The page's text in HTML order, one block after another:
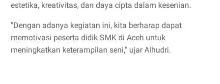
estetika, kreativitas, dan daya cipta dalam kesenian.
"Dengan adanya kegiatan ini, kita berharap dapat
memotivasi peserta didik SMK di Aceh untuk
meningkatkan keterampilan seni," ujar Alhudri.